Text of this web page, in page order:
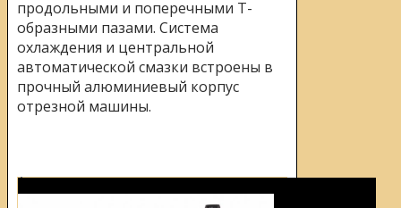
продольными и поперечными Т-
образными пазами. Система
охлаждения и центральной
автоматической смазки встроены в
прочный алюминиевый корпус
отрезной машины.